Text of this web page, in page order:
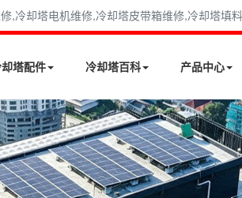
冷却塔电机维修,冷却塔皮带箱维修,冷却塔填
塔配件 冷却塔百科 产品中心